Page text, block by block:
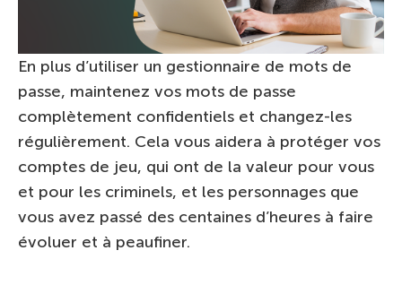
En plus d’utiliser un gestionnaire de mots de
passe, maintenez vos mots de passe
complètement confidentiels et changez-les
régulièrement. Cela vous aidera à protéger vos
comptes de jeu, qui ont de la valeur pour vous
et pour les criminels, et les personnages que
vous avez passé des centaines d’heures à faire
évoluer et à peaufiner.